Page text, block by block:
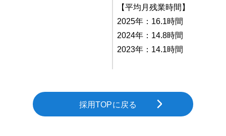
【平均月残業時間】
2025年：16.1時間
2024年：14.8時間
2023年：14.1時間
採用TOPに戻る